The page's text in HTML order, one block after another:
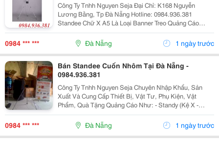
Công Ty Tnhh Nguyen Seja Đại Chỉ: K168 Nguyễn
Lương Bằng, Tp Đà Nẵng Hotline: 0984.936.381
Standee Chữ X A5 Là Loại Banner Treo Quảng Cáo
Được Sử Dụng Rộng Rãi Nhờ Giá Thành Vừa Phải Và
Độ Cứng, Vững Chãi Của Nó. Với Cấu Trúc Khung
Sườn B
0984 *** *** Đà Nẵng 1 ngày trước
Bán Standee Cuốn Nhôm Tại Đà Nẵng -
0984.936.381
Công Ty Tnhh Nguyen Seja Chuyên Nhập Khẩu, Sản
Xuất Và Cung Cấp Thiết Bị, Vật Tư, Phụ Kiện, Vật
Phẩm, Quà Tặng Quảng Cáo Như: - Standy (Kệ X -
Stands - X Banner - Standee...) - Giá Chữ X (Gx-06) ,
Khung Sắt Sơn Tĩnh Điện ( Loại Tiêu Chuẩn, P
0984 *** *** Đà Nẵng 1 ngày trước